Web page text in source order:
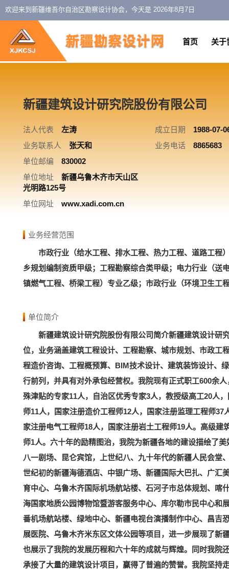
欢迎来到新疆维吾尔自治区勘察设计协会，今天是 2026年8月7日
首页 关于
新疆建筑设计研究院股份有限公司
法人代表 左涛 成立日期
1988-07-
业务联系人
张天和 业务电话
8865683
单位邮编
830002
单位地址
新疆乌鲁木齐市天山区
光明路125号
单位网址
www.xadi.com.cn
业务经营范围
市政行业（给水工程、排水工程、热力工程、道路工程
乡规划编制资质甲级；工程勘察综合类甲级；电力行业（
镇燃气工程、桥梁工程）专业乙级；市政行业（环境卫生工
单位简介
新疆建筑设计研究院股份有限公司简介新疆建筑设计研
位，业务涵盖建筑工程设计、工程勘察、城市规划、市政工
程造价咨询、工程概预算、BIM技术设计、建筑装饰设计、
行前列，并具有对外承包经营权。我院现有正式职工600余
殊津贴的专家11人，自治区优秀专家3人，教授级高工20人
师11人，国家注册造价工程师12人，国家注册监理工程师
家注册电气工程师18人，国家注册岩土工程师19人。高级
师1人。六十年的励精图治，我院为新疆各地的建设描绘了
八一剧场、昆仑宾馆，上世纪八、九十年代的新疆人民会堂
世纪初的新疆海德酒店、中银广场、新疆国际大巴扎、广汇
育中心、乌鲁木齐国际机场航站楼、石河子市总体规划、喀
海国家地质公园博物馆暨游客服务中心、库尔勒市民中心和
番机场航站楼、绿地中心、新疆电视台演播制作中心、昌吉
展医院、乌鲁木齐米东区文体公园等项目，进一步展现了新
也展示了我院的发展历程和六十年的成就与辉煌。同时我院
承接了大量的建筑设计项目，赢得了普遍的赞誉。我院坚持